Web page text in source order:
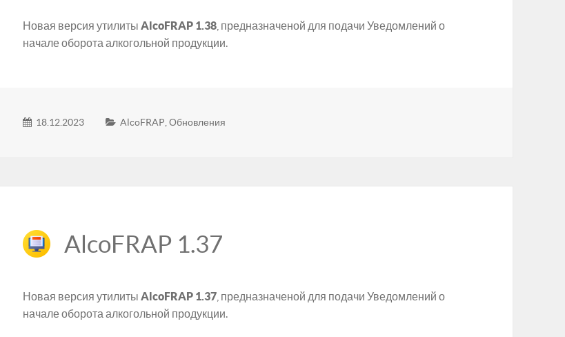
Новая версия утилитыAlcoFRAP 1.38 , предназначеной для подачи Уведомлений о
начале оборота алкогольной продукции.
18.12.2023 AlcoFRAP Обновления
AlcoFRAP 1.37
Новая версия утилиты AlcoFRAP 1.37 , предназначеной для подачи Уведомлений о
начале оборота алкогольной продукции.